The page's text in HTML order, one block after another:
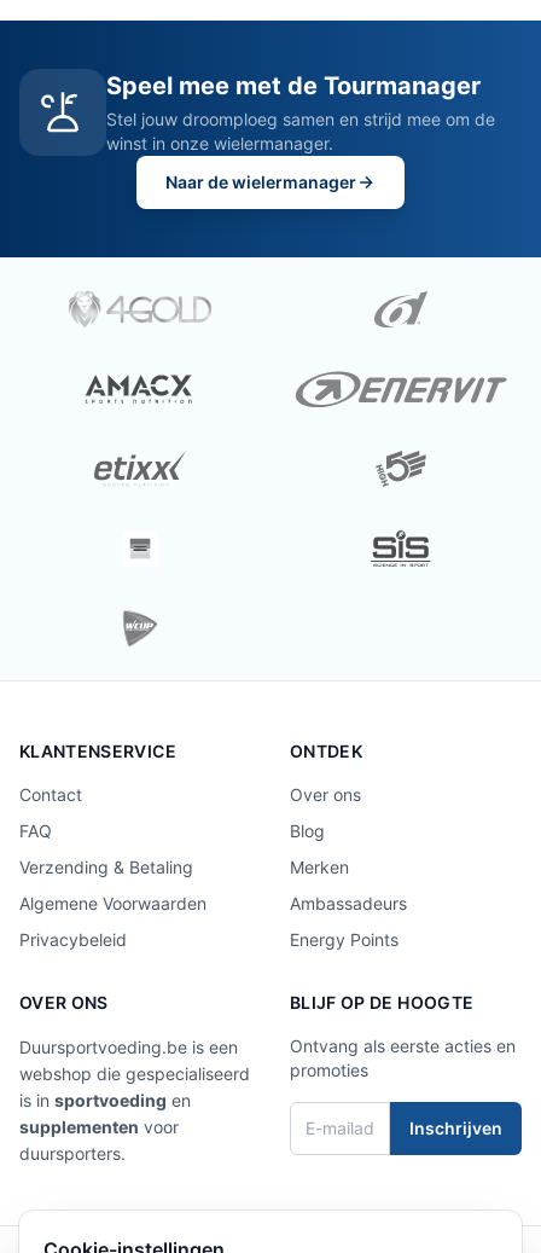
Speel mee met de Tourmanager
Stel jouw droomploeg samen en strijd mee om de
winst in onze wielermanager.
Naar de wielermanager
KLANTENSERVICE
Contact
FAQ
Verzending & Betaling
Algemene Voorwaarden
Privacybeleid
ONTDEK
Over ons
Blog
Merken
Ambassadeurs
Energy Points
OVER ONS
Duursportvoeding.be is een
webshop die gespecialiseerd
is in sportvoeding en
supplementen voor
duursporters.
BLIJF OP DE HOOGTE
Ontvang als eerste acties en
promoties
Inschrijven